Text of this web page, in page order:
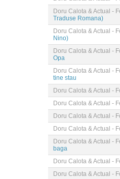
Doru Calota & Actual -
Traduse Romana)
Doru Calota & Actual -
Nino)
Doru Calota & Actual -
Opa
Doru Calota & Actual -
tine stau
Doru Calota & Actual -
Doru Calota & Actual -
Doru Calota & Actual -
Doru Calota & Actual -
Doru Calota & Actual -
baga
Doru Calota & Actual -
Doru Calota & Actual -